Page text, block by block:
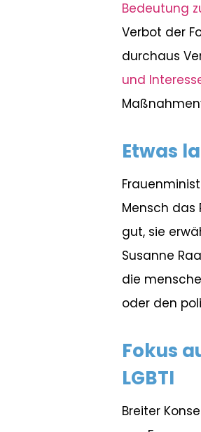
Bedeutung
Verbot der
durchaus
und
Etwas
Mensch das
gut, sie
Susanne
die
oder den
Fokus
LGBTI
Breiter